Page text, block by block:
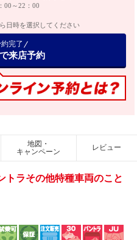
00～22：00
日時を選択してください
完了
来店予約
地図・
キャンペーン
レビュー
トラその他特種車両のこと